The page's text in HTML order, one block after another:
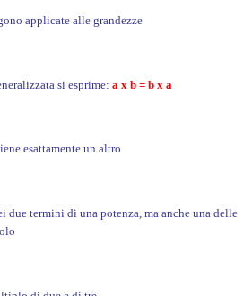
applicate alle grandezze
si esprime: a x b = b x a
esattamente un altro
due termini di una potenza, ma anche una delle